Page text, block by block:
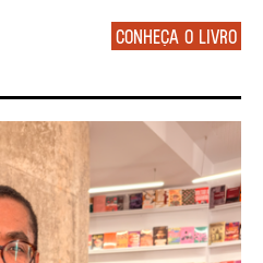
Conheça o livro